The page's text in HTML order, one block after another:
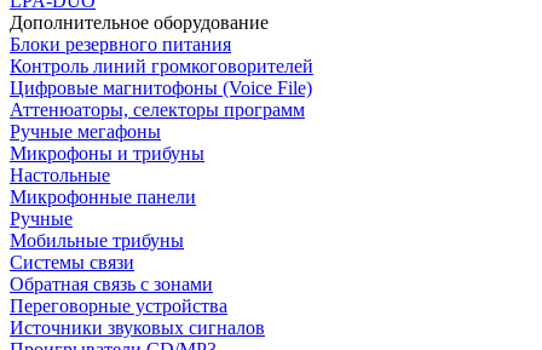
Дополнительное оборудование
Блоки резервного питания
Контроль линий громкоговорителей
Цифровые магнитофоны (Voice File)
Аттенюаторы, селекторы программ
Ручные мегафоны
Микрофоны и трибуны
Настольные
Микрофонные панели
Ручные
Мобильные трибуны
Системы связи
Обратная связь с зонами
Переговорные устройства
Источники звуковых сигналов